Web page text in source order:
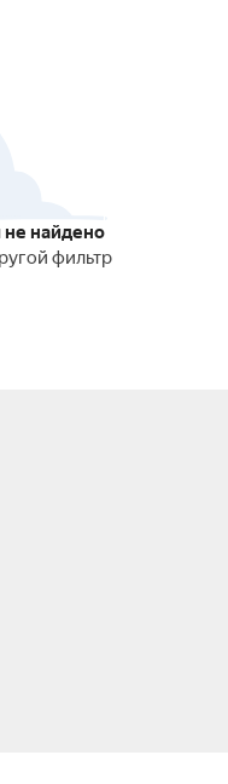
найдено
фильтр